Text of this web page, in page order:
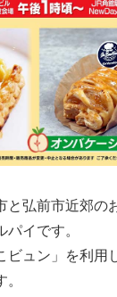
と弘前市近郊の
イです。
ビュン」を利用